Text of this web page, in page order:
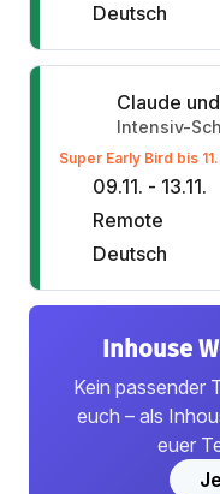
Deutsch
Claude
Intensiv-
Super Early Bird bis
09.11. - 13.11.
Remote
Deutsch
Inhouse
Kein passender
euch – als
euer